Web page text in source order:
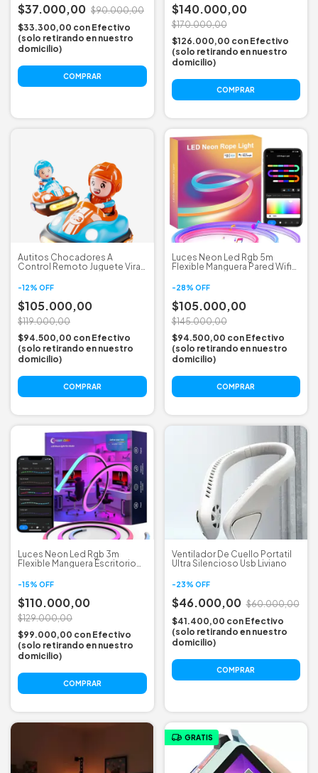
$37.000,00 $90.000,00
$33.300,00 con Efectivo
(solo retirando en nuestro
domicilio)
COMPRAR
$140.000,00
$170.000,00
$126.000,00 con Efectivo
(solo retirando en nuestro
domicilio)
COMPRAR
Autitos Chocadores A
Control Remoto Juguete Viral
-12% OFF
$105.000,00
$119.000,00
$94.500,00 con Efectivo
(solo retirando en nuestro
domicilio)
Luces Neon Led Rgb 5m
Flexible Manguera Pared Wifi
-28% OFF
$105.000,00
$145.000,00
$94.500,00 con Efectivo
(solo retirando en nuestro
domicilio)
Luces Neon Led Rgb 3m
Flexible Manguera Escritorio
-15% OFF
$110.000,00
$129.000,00
$99.000,00 con Efectivo
(solo retirando en nuestro
domicilio)
Ventilador De Cuello Portatil
Ultra Silencioso Usb Liviano
-23% OFF
$46.000,00 $60.000,00
$41.400,00 con Efectivo
(solo retirando en nuestro
domicilio)
GRATIS